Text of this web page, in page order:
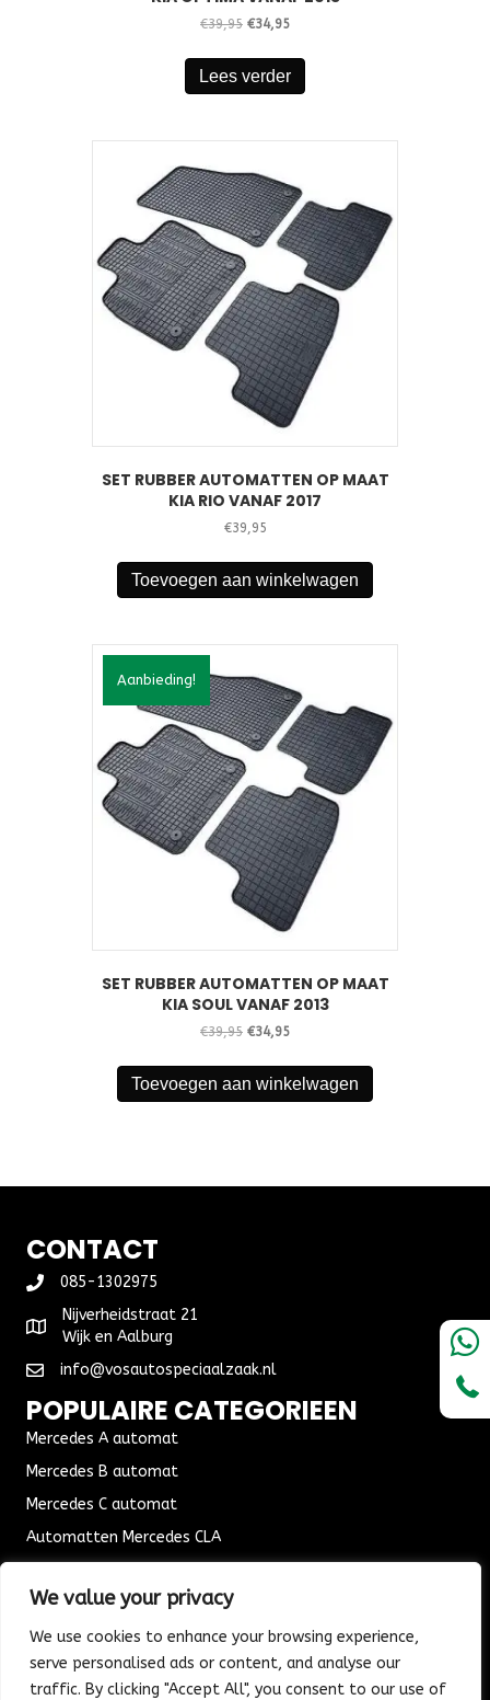
We value your privacy
We use cookies to enhance your browsing experience,
serve personalised ads or content, and analyse our
traffic. By clicking "Accept All", you consent to our use of
€39,95 Oorspronkelijke
was:
€39,95.
€34,95Huidige
is:
€34,95.
Lees verder
SET RUBBER AUTOMATTEN OP MAAT
KIA RIO VANAF 2017
€39,95
Toevoegen aan winkelwagen
Aanbieding!
SET RUBBER AUTOMATTEN OP MAAT
KIA SOUL VANAF 2013
€39,95 Oorspronkelijke
was:
€39,95.
€34,95Huidige
is:
€34,95.
Toevoegen aan winkelwagen
CONTACT
085-1302975
Nijverheidstraat 21
Wijk en Aalburg
info@vosautospeciaalzaak.nl
POPULAIRE CATEGORIEEN
Mercedes A automat
Mercedes B automat
Mercedes C automat
Automatten Mercedes CLA
ALGEMENE VOORWAARDEN
Algemene voorwaarden
Verzending & Bezorging